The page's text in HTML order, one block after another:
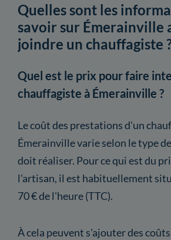
Quelles sont les
savoir sur Émerainville
joindre un chauffagiste
Quel est le prix pour faire
chauffagiste à Émerainville ?
Le coût des prestations d'un
Émerainville varie selon le type
doit réaliser. Pour ce qui est du
l'artisan, il est habituellement
70 € de l'heure (TTC).
À cela peuvent s'ajouter des